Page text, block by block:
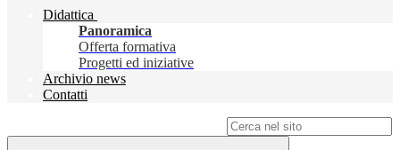
Didattica
Panoramica
Offerta formativa
Progetti ed iniziative
Archivio news
Contatti